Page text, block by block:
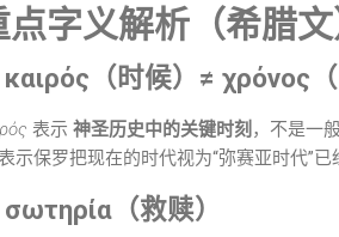
点字义解析（希腊文
καιρός（时候）≠ χρόνος（
表示 神圣历史中的关键时刻 ，不是一
示保罗把现在的时代视为“弥赛亚时代”已
（救赎）